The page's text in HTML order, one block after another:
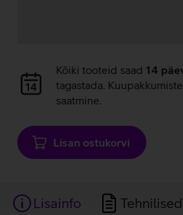
Andmete
laadimine
Kõiki tooteid saad 14
tagastada.
saatmine.
Lisan ostukorvi
Lisainfo